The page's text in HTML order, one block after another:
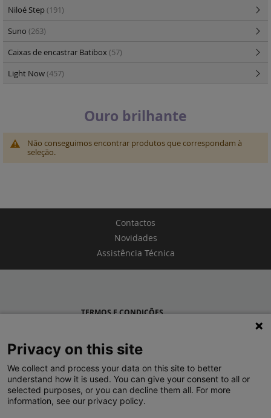
Ouro brilhante
Não conseguimos encontrar produtos que correspondam à
seleção.
Niloé Step(191)
Suno (263)
Caixas de encastrar Batibox(57)
Light Now(457)
Contactos
Novidades
Assistência Técnica
TERMOS E CONDIÇÕES
LEGRAND PORTUGAL
GRUPO LEGRAND NO MUNDO
Privacy on this site
We collect and process your data on this site to better
understand how it is used. You can give your consent to all or
selected purposes, or you can decline them all. For more
information, see our privacy policy.